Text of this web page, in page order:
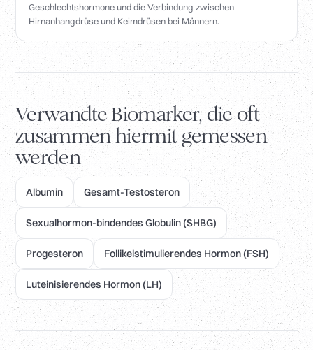
Geschlechtshormone und die Verbindung zwischen
Hirnanhangdrüse und Keimdrüsen bei Männern.
Verwandte Biomarker, die oft
zusammen hiermit gemessen
werden
Albumin Gesamt-Testosteron
Sexualhormon-bindendes Globulin (SHBG)
Progesteron Follikelstimulierendes Hormon (FSH)
Luteinisierendes Hormon (LH)